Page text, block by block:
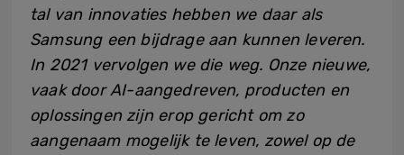
tal van innovaties hebben we daar als
Samsung een bijdrage aan kunnen leveren.
In 2021 vervolgen we die weg. Onze nieuwe,
vaak door AI-aangedreven, producten en
oplossingen zijn erop gericht om zo
aangenaam mogelijk te leven, zowel op de